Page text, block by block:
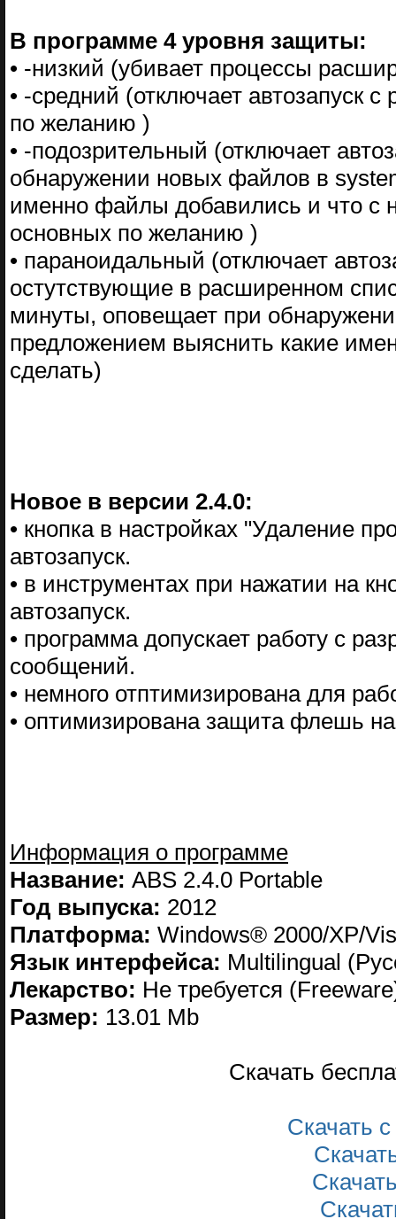
В программе 4 уровня защиты:
• -низкий (убивает процессы
• -средний (отключает автозапуск
по желанию )
• -подозрительный (отключает
обнаружении новых файлов в
именно файлы добавились и что с
основных по желанию )
• параноидальный (отключает
остутствующие в расширенном
минуты, оповещает при
предложением выяснить какие
сделать)
Новое в версии 2.4.0:
• кнопка в настройках "Удаление
автозапуск.
• в инструментах при нажатии на
автозапуск.
• программа допускает работу с
сообщений.
• немного отптимизирована для
• оптимизирована защита флешь
Информация о программе
Название: ABS 2.4.0 Portable
Год выпуска: 2012
Платформа: Windows® 2000/XP/
Язык интерфейса: Multilingual
Лекарство: Не требуется
Размер: 13.01 Mb
Скачать
Скачать с